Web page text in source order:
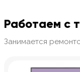
Работаем с
Занимается